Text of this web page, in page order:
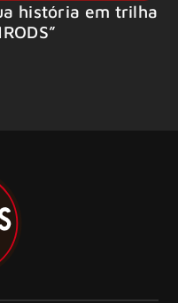
história em trilha